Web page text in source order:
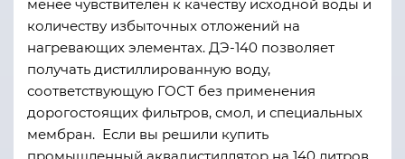
менее чувствителен к качеству исходной воды и
количеству избыточных отложений на
нагревающих элементах. ДЭ-140 позволяет
получать дистиллированную воду,
соответствующую ГОСТ без применения
дорогостоящих фильтров, смол, и специальных
мембран. Если вы решили купить